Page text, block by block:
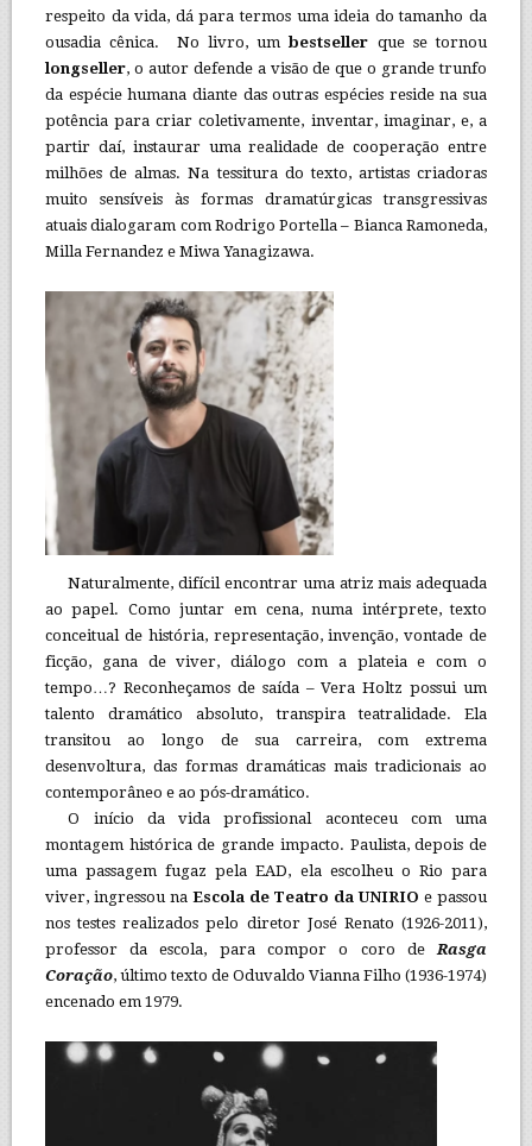
respeito da vida, dá para termos uma ideia do tamanho da
ousadia cênica. No livro, umbestseller que se tornou
longseller, o autor defende a visão de que o grande trunfo
da espécie humana diante das outras espécies reside na sua
potência para criar coletivamente, inventar, imaginar, e, a
partir daí, instaurar uma realidade de cooperação entre
milhões de almas. Na tessitura do texto, artistas criadoras
muito sensíveis às formas dramatúrgicas transgressivas
atuais dialogaram com Rodrigo Portella – Bianca Ramoneda,
Milla Fernandez e Miwa Yanagizawa.
Naturalmente, difícil encontrar uma atriz mais adequada
ao papel. Como juntar em cena, numa intérprete, texto
conceitual de história, representação, invenção, vontade de
ficção, gana de viver, diálogo com a plateia e com o
tempo…? Reconheçamos de saída – Vera Holtz possui um
talento dramático absoluto, transpira teatralidade. Ela
transitou ao longo de sua carreira, com extrema
desenvoltura, das formas dramáticas mais tradicionais ao
contemporâneo e ao pós-dramático.
O início da vida profissional aconteceu com uma
montagem histórica de grande impacto. Paulista, depois de
uma passagem fugaz pela EAD, ela escolheu o Rio para
viver, ingressou na Escola de Teatro da UNIRIO e passou
nos testes realizados pelo diretor José Renato (1926-2011),
professor da escola, para compor o coro de Rasga
Coração, último texto de Oduvaldo Vianna Filho (1936-1974)
encenado em 1979.